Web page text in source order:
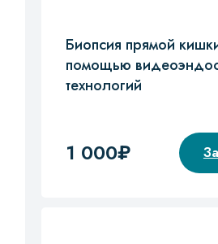
Биопсия прямой
помощью
технологий
1 000₽